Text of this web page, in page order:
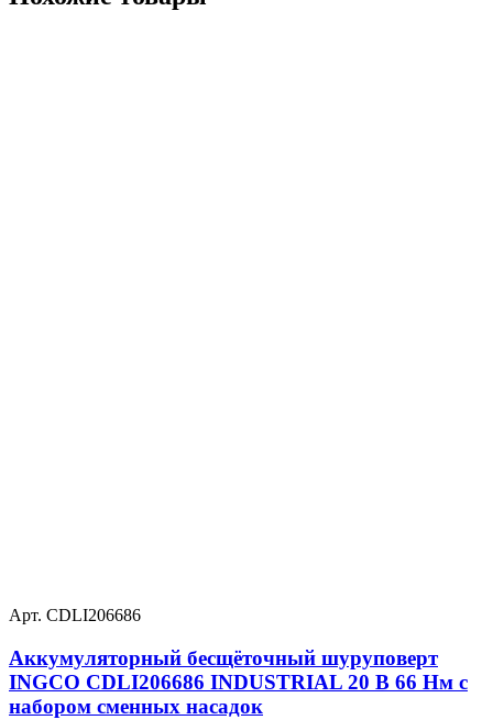
Арт. CDLI206686
Аккумуляторный бесщёточный шуруповерт
INGCO CDLI206686 INDUSTRIAL 20 В 66 Нм с
набором сменных насадок